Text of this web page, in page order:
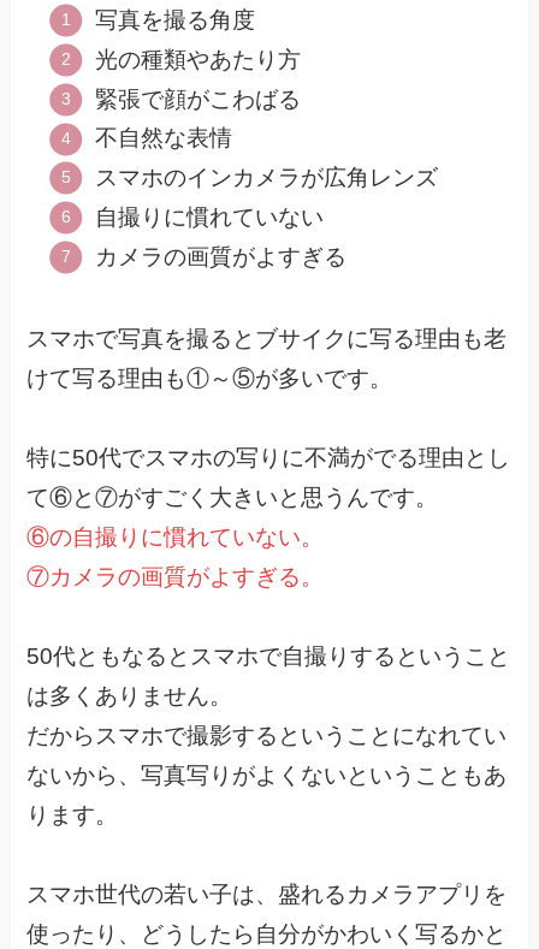
写真を撮る角度
光の種類やあたり方
緊張で顔がこわばる
不自然な表情
スマホのインカメラが広角レンズ
自撮りに慣れていない
カメラの画質がよすぎる
スマホで写真を撮るとブサイクに写る理由も老
けて写る理由も①～⑤が多いです。
特に50代でスマホの写りに不満がでる理由とし
て⑥と⑦がすごく大きいと思うんです。
⑥の自撮りに慣れていない。
⑦カメラの画質がよすぎる。
50代ともなるとスマホで自撮りするということ
は多くありません。
だからスマホで撮影するということになれてい
ないから、写真写りがよくないということもあ
ります。
スマホ世代の若い子は、盛れるカメラアプリを
使ったり、どうしたら自分がかわいく写るかと